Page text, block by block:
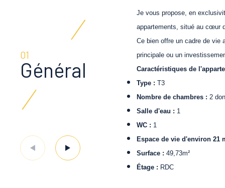
01
Général
Je vous propose, en
appartements, situé au cœur
Ce bien offre un cadre de vie
principale ou un
Caractéristiques de
Type : T3
Nombre de chambres : 2
Salle d'eau : 1
WC : 1
Espace de vie d'environ 21
Surface : 49,73m²
Étage : RDC